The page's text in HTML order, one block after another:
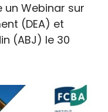
Webinar sur
(DEA) et
(ABJ) le 30